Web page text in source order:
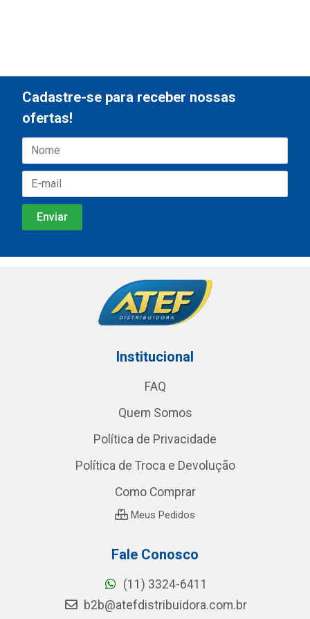
Cadastre-se para receber nossas
ofertas!
Institucional
FAQ
Quem Somos
Política de Privacidade
Política de Troca e Devolução
Como Comprar
Meus Pedidos
Fale Conosco
(11) 3324-6411
b2b@atefdistribuidora.com.br